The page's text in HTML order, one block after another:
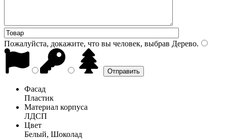
Пожалуйста, докажите, что вы человек, выбрав Дерево.
Фасад
Пластик
Материал корпуса
ЛДСП
Цвет
Белый, Шоколад